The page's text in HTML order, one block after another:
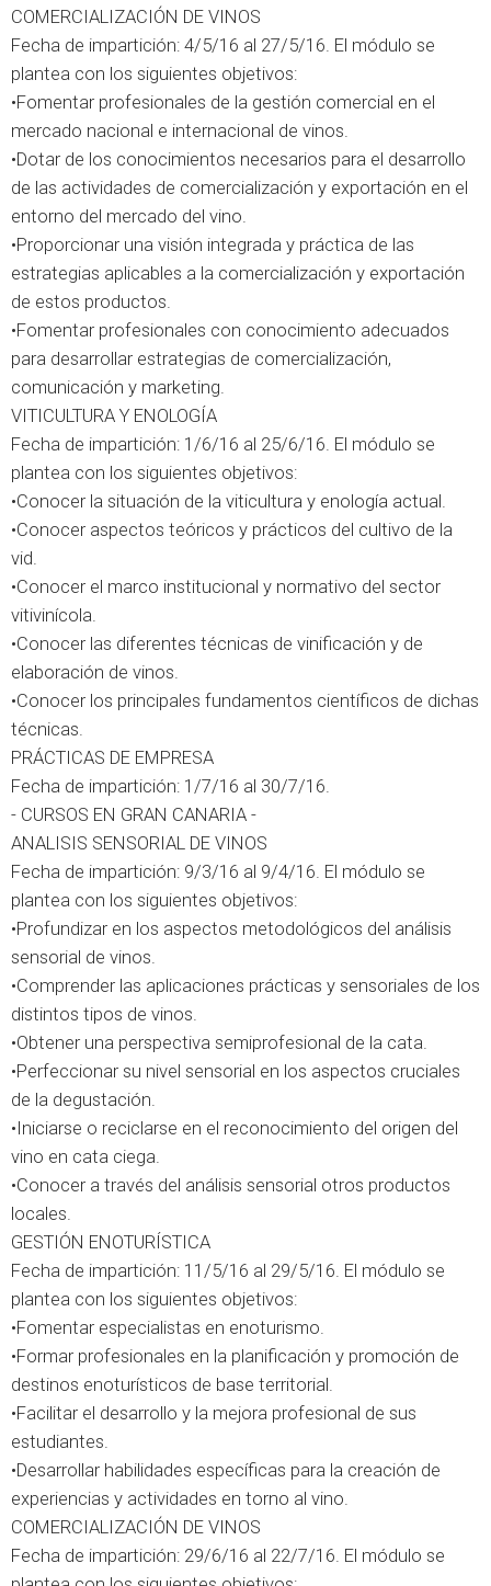
COMERCIALIZACIÓN DE VINOS
Fecha de impartición: 4/5/16 al 27/5/16. El módulo se
plantea con los siguientes objetivos:
•Fomentar profesionales de la gestión comercial en el
mercado nacional e internacional de vinos.
•Dotar de los conocimientos necesarios para el desarrollo
de las actividades de comercialización y exportación en el
entorno del mercado del vino.
•Proporcionar una visión integrada y práctica de las
estrategias aplicables a la comercialización y exportación
de estos productos.
•Fomentar profesionales con conocimiento adecuados
para desarrollar estrategias de comercialización,
comunicación y marketing.
VITICULTURA Y ENOLOGÍA
Fecha de impartición: 1/6/16 al 25/6/16. El módulo se
plantea con los siguientes objetivos:
•Conocer la situación de la viticultura y enología actual.
•Conocer aspectos teóricos y prácticos del cultivo de la
vid.
•Conocer el marco institucional y normativo del sector
vitivinícola.
•Conocer las diferentes técnicas de vinificación y de
elaboración de vinos.
•Conocer los principales fundamentos científicos de dichas
técnicas.
PRÁCTICAS DE EMPRESA
Fecha de impartición: 1/7/16 al 30/7/16.
- CURSOS EN GRAN CANARIA -
ANALISIS SENSORIAL DE VINOS
Fecha de impartición: 9/3/16 al 9/4/16. El módulo se
plantea con los siguientes objetivos:
•Profundizar en los aspectos metodológicos del análisis
sensorial de vinos.
•Comprender las aplicaciones prácticas y sensoriales de los
distintos tipos de vinos.
•Obtener una perspectiva semiprofesional de la cata.
•Perfeccionar su nivel sensorial en los aspectos cruciales
de la degustación.
•Iniciarse o reciclarse en el reconocimiento del origen del
vino en cata ciega.
•Conocer a través del análisis sensorial otros productos
locales.
GESTIÓN ENOTURÍSTICA
Fecha de impartición: 11/5/16 al 29/5/16. El módulo se
plantea con los siguientes objetivos:
•Fomentar especialistas en enoturismo.
•Formar profesionales en la planificación y promoción de
destinos enoturísticos de base territorial.
•Facilitar el desarrollo y la mejora profesional de sus
estudiantes.
•Desarrollar habilidades específicas para la creación de
experiencias y actividades en torno al vino.
COMERCIALIZACIÓN DE VINOS
Fecha de impartición: 29/6/16 al 22/7/16. El módulo se